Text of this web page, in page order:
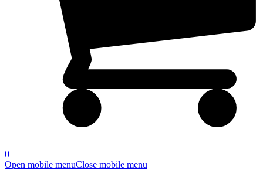
0
Open mobile menuClose mobile menu